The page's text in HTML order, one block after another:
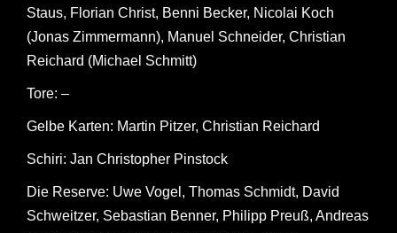
Staus, Florian Christ, Benni Becker, Nicolai Koch
(Jonas Zimmermann), Manuel Schneider, Christian
Reichard (Michael Schmitt)
Tore: –
Gelbe Karten: Martin Pitzer, Christian Reichard
Schiri: Jan Christopher Pinstock
Die Reserve: Uwe Vogel, Thomas Schmidt, David
Schweitzer, Sebastian Benner, Philipp Preuß, Andreas